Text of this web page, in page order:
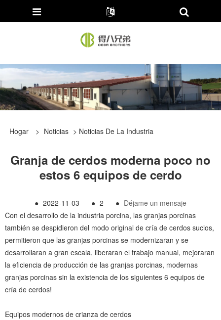
Hogar > Noticias > Noticias De La Industria
Granja de cerdos moderna poco no
estos 6 equipos de cerdo
● 2022-11-03 ● 2 ● Déjame un mensaje
Con el desarrollo de la industria porcina, las granjas porcinas
también se despidieron del modo original de cría de cerdos sucios,
permitieron que las granjas porcinas se modernizaran y se
desarrollaran a gran escala, liberaran el trabajo manual, mejoraran
la eficiencia de producción de las granjas porcinas, modernas
granjas porcinas sin la existencia de los siguientes 6 equipos de
cría de cerdos!
Equipos modernos de crianza de cerdos